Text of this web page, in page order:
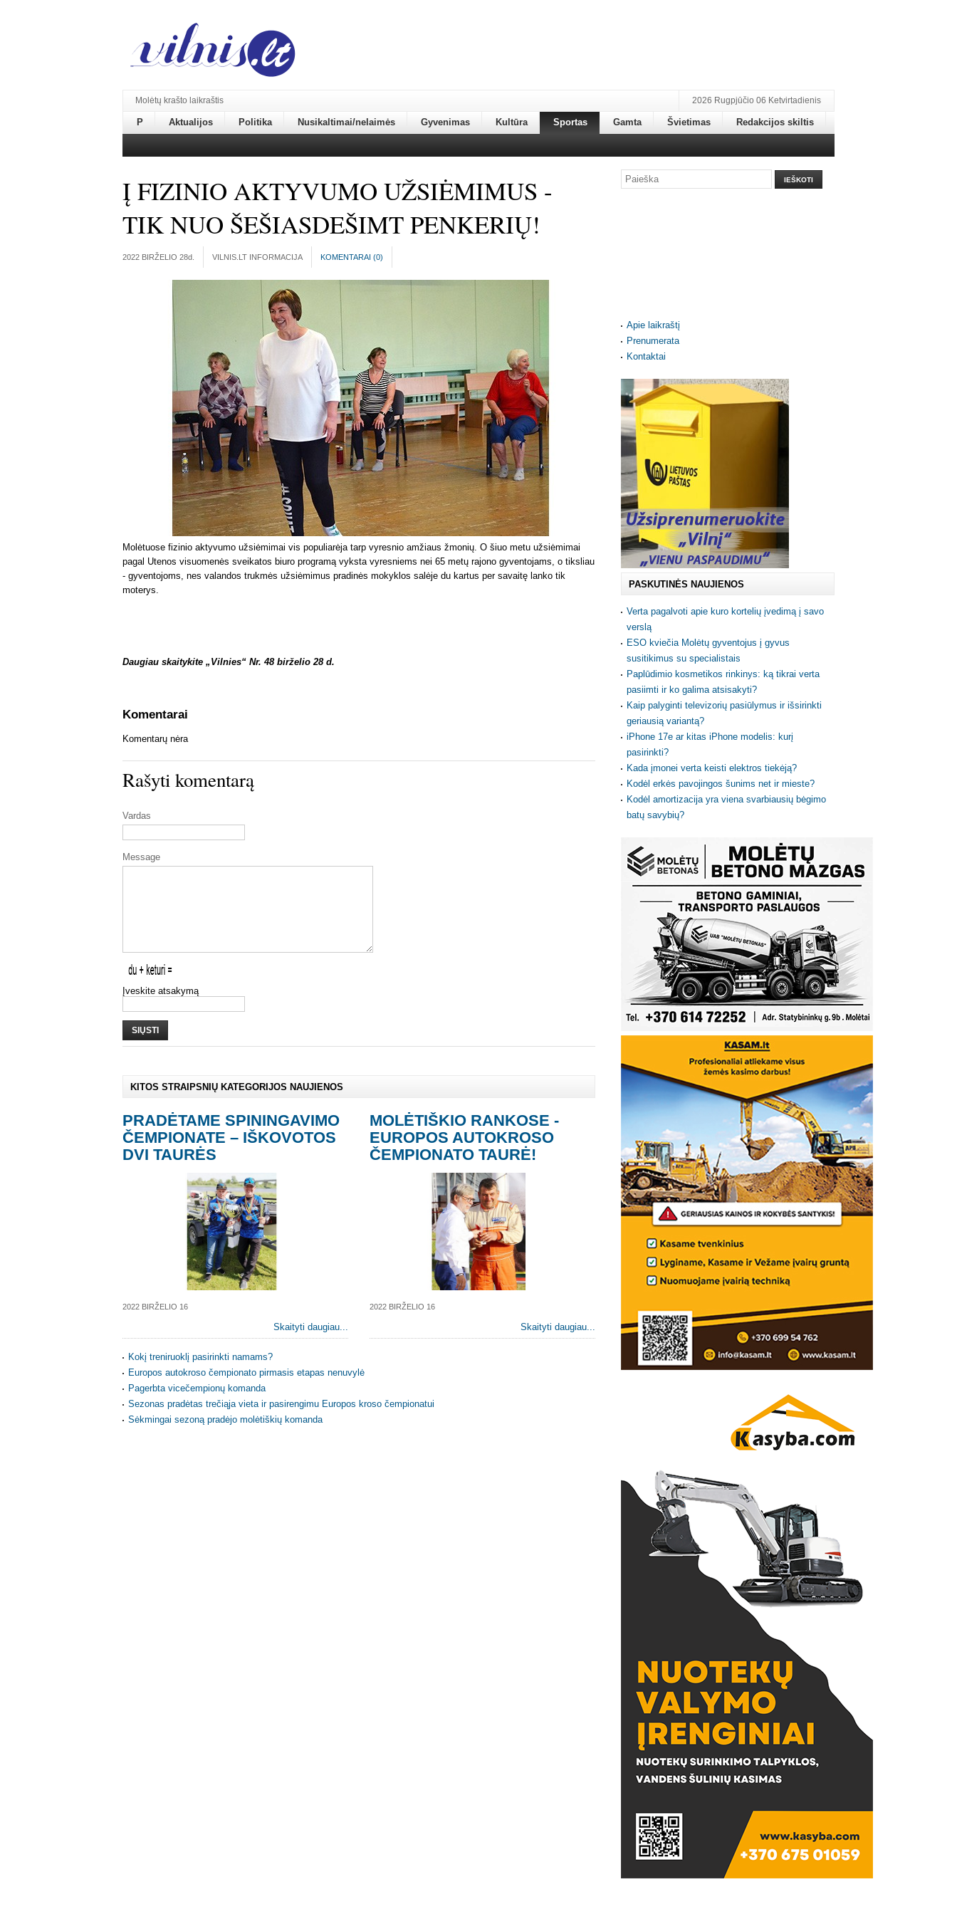
Molėtų krašto laikraštis 2026 Rugpjūčio 06 Ketvirtadienis
P Aktualijos Politika Nusikaltimai/nelaimės Gyvenimas Kultūra Sportas Gamta Švietimas Redakcijos skiltis
Į FIZINIO AKTYVUMO UŽSIĖMIMUS -
TIK NUO ŠEŠIASDEŠIMT PENKERIŲ!
2022 BIRŽELIO 28d. VILNIS.LT INFORMACIJA KOMENTARAI (0)
Molėtuose fizinio aktyvumo užsiėmimai vis populiarėja tarp vyresnio amžiaus žmonių. O šiuo metu užsiėmimai
pagal Utenos visuomenės sveikatos biuro programą vyksta vyresniems nei 65 metų rajono gyventojams, o tiksliau
- gyventojoms, nes valandos trukmės užsiėmimus pradinės mokyklos salėje du kartus per savaitę lanko tik
moterys.
Daugiau skaitykite „Vilnies“ Nr. 48 birželio 28 d.
Komentarai
Komentarų nėra
Rašyti komentarą
Vardas
Message
Įveskite atsakymą
SIŲSTI
KITOS STRAIPSNIŲ KATEGORIJOS NAUJIENOS
PRADĖTAME SPININGAVIMO
ČEMPIONATE – IŠKOVOTOS
DVI TAURĖS
2022 BIRŽELIO 16
Skaityti daugiau...
MOLĖTIŠKIO RANKOSE -
EUROPOS AUTOKROSO
ČEMPIONATO TAURĖ!
2022 BIRŽELIO 16
Skaityti daugiau...
Kokį treniruoklį pasirinkti namams?
Europos autokroso čempionato pirmasis etapas nenuvylė
Pagerbta vicečempionų komanda
Sezonas pradėtas trečiąja vieta ir pasirengimu Europos kroso čempionatui
Sėkmingai sezoną pradėjo molėtiškių komanda
Apie laikraštį
Prenumerata
Kontaktai
PASKUTINĖS NAUJIENOS
Verta pagalvoti apie kuro kortelių įvedimą į savo
verslą
ESO kviečia Molėtų gyventojus į gyvus
susitikimus su specialistais
Paplūdimio kosmetikos rinkinys: ką tikrai verta
pasiimti ir ko galima atsisakyti?
Kaip palyginti televizorių pasiūlymus ir išsirinkti
geriausią variantą?
iPhone 17e ar kitas iPhone modelis: kurį
pasirinkti?
Kada įmonei verta keisti elektros tiekėją?
Kodėl erkės pavojingos šunims net ir mieste?
Kodėl amortizacija yra viena svarbiausių bėgimo
batų savybių?